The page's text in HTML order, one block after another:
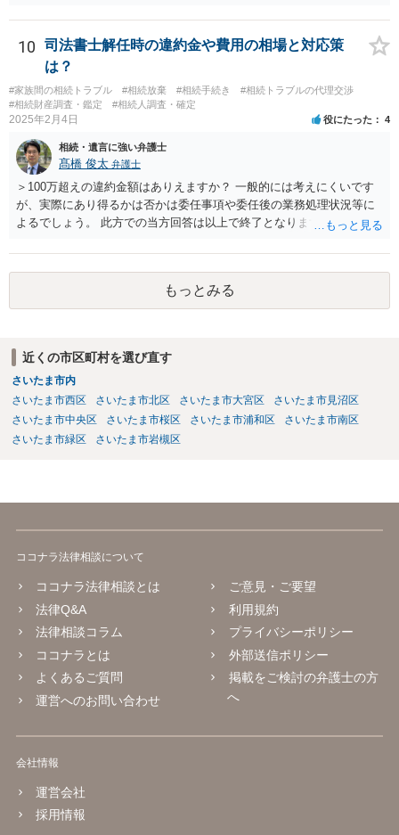
高は教えてくれると思います。 自分ではよくわからないということ
であれば、弁護士に相談し依頼されたら良いと思います。
10
司法書士解任時の違約金や費用の相場と対応策
は？
#家族間の相続トラブル #相続放棄 #相続手続き
#相続トラブルの代理交渉
#相続財産調査・鑑定
#相続人調査・確定
2025年2月4日 役にたった 4
相続・遺言に強い弁護士
髙橋 俊太 弁護士
＞100万超えの違約金額はありえますか？ 一般的には考えにくいです
が、実際にあり得るかは否かは委任事項や委任後の業務処理状況等に
よるでしょう。 此方での当方回答は以上で終了となりますが、参考に
もっとみる
近くの市区町村を選び直す
さいたま市内
さいたま市西区
さいたま市北区 さいたま市大宮区
さいたま市見沼区
さいたま市中央区
さいたま市桜区 さいたま市浦和区
さいたま市南区
さいたま市緑区
さいたま市岩槻区
ココナラ法律相談について
ココナラ法律相談とは
法律Q&A
法律相談コラム
ココナラとは
よくあるご質問
運営へのお問い合わせ
ご意見・ご要望
利用規約
プライバシーポリシー
外部送信ポリシー
掲載をご検討の弁護士の方
へ
会社情報
運営会社
採用情報